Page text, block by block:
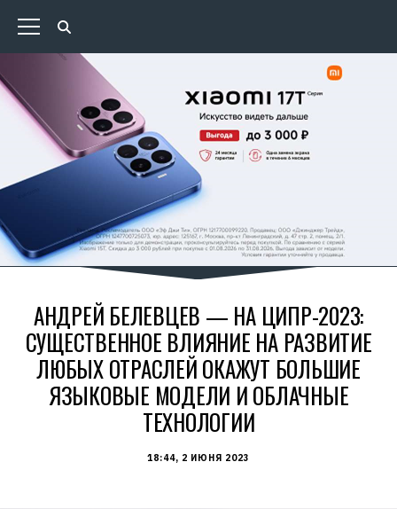
АНДРЕЙ БЕЛЕВЦЕВ — НА ЦИПР-2023:
СУЩЕСТВЕННОЕ ВЛИЯНИЕ НА РАЗВИТИЕ
ЛЮБЫХ ОТРАСЛЕЙ ОКАЖУТ БОЛЬШИЕ
ЯЗЫКОВЫЕ МОДЕЛИ И ОБЛАЧНЫЕ
ТЕХНОЛОГИИ
18:44, 2 ИЮНЯ 2023